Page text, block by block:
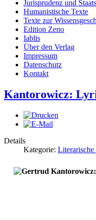
Jurisprudenz und
Humanistische Texte
Texte zur
Edition Zeno
Iablis
Über den Verlag
Impressum
Datenschutz
Kontakt
Kantorowicz:
Details
Kategorie: Literarische